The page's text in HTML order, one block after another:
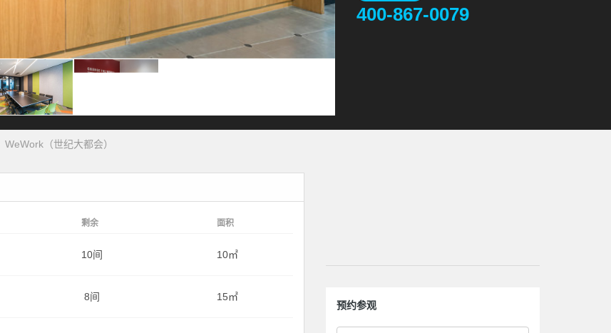
400-867-0079
WeWork（世纪大都会）
面积
剩余
10㎡
10间
15㎡
8间
预约参观